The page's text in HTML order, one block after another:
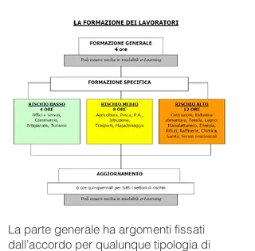
La parte generale ha argomenti fissati
dall’accordo per qualunque tipologia di